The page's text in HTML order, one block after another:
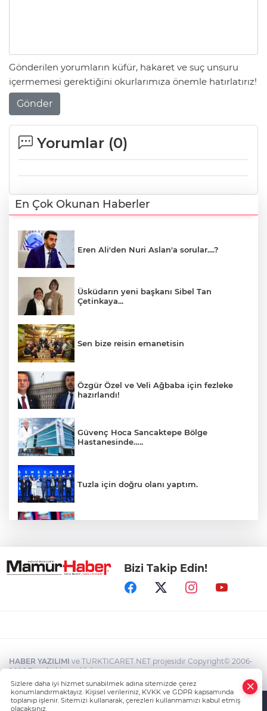
Gönderilen yorumların küfür, hakaret ve suç unsuru
içermemesi gerektiğini okurlarımıza önemle hatırlatırız!
Gönder
Yorumlar (0)
En Çok Okunan Haberler
Eren Ali'den Nuri Aslan'a sorular....?
Üsküdarın yeni başkanı Sibel Tan
Çetinkaya...
Sen bize reisin emanetisin
Özgür Özel ve Veli Ağbaba için fezleke
hazırlandı!
Güvenç Hoca Sancaktepe Bölge
Hastanesinde…..
Tuzla için doğru olanı yaptım.
Kerkük, Türk Dünyası'na katıldı
Üsküdar Belediyesi'ne operasyon!
Bizi Takip Edin!
HABER YAZILIMI ve TURKTICARET.NET projesidir Copyright© 2006-
2026 Tüm hakları saklıdır.
Sizlere daha iyi hizmet sunabilmek adına sitemizde çerez
konumlandırmaktayız. Kişisel verileriniz, KVKK ve GDPR kapsamında
toplanıp işlenir. Sitemizi kullanarak, çerezleri kullanmamızı kabul etmiş
olacaksınız.